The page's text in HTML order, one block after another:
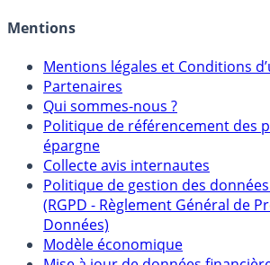
Mentions
Mentions légales et Conditions
Partenaires
Qui sommes-nous ?
Politique de référencement des
épargne
Collecte avis internautes
Politique de gestion des
(RGPD - Règlement Général de
Données)
Modèle économique